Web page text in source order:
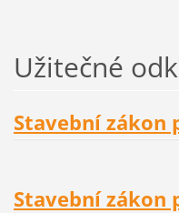
Užitečné
Stavební zákon
Stavební zákon